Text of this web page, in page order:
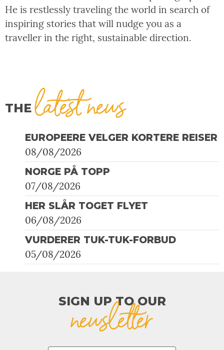
He is restlessly traveling the world in search of
inspiring stories that will nudge you as a
traveller in the right, sustainable direction.
THElatest news
EUROPEERE VELGER KORTERE REISER
08/08/2026
NORGE PÅ TOPP
07/08/2026
HER SLÅR TOGET FLYET
06/08/2026
VURDERER TUK-TUK-FORBUD
05/08/2026
SIGN UP TO OUR​
newsletter